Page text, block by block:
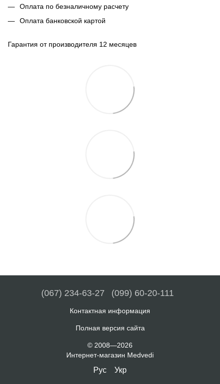
Оплата по безналичному расчету
Оплата банковской картой
Гарантия от производителя 12 месяцев
(067) 234-63-27 (099) 60-20-111
Контактная информация
Полная версия сайта
© 2008—2026
Интернет-магазин Medvedi
Рус Укр